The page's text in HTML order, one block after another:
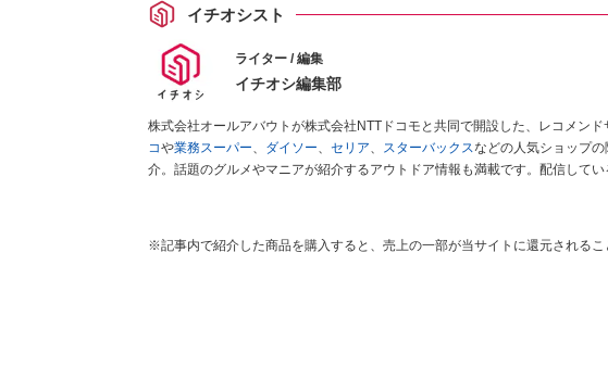
イチオシスト
ライター / 編集
イチオシ編集部
株式会社オールアバウトが株式会社NTTドコモと共同で開設した、レコメンド
コや業務スーパー、 ダイソー、 セリア、 スターバックスなどの人気ショップ
介。話題のグルメやマニアが紹介するアウトドア情報も満載です。配信して
※記事内で紹介した商品を購入すると、売上の一部が当サイトに還元されるこ